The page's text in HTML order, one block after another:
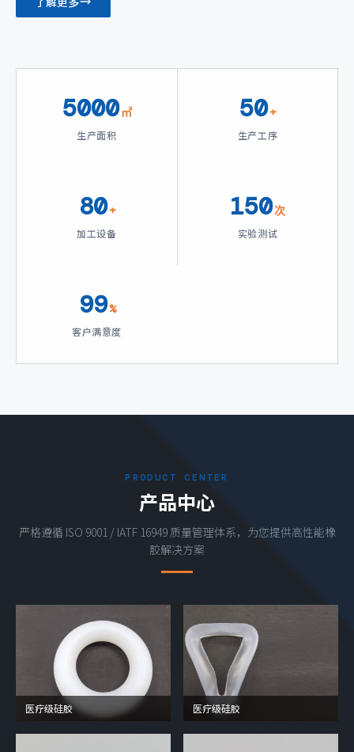
人。拥有生产设备72台，检测设备20余台 公司体系有
14001:2015环境管理体系、ISO 45001:2018职业健
5000㎡
生产面积
50+
生产工序
80+
加工设备
150次
实验测试
99%
客户满意度
PRODUCT CENTER
产品中心
严格遵循 ISO 9001 / IATF 16949 质量管理体系，为您提供高性能橡
胶解决方案
医疗级硅胶 医疗级硅胶